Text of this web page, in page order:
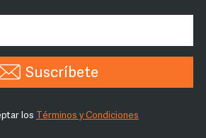
Suscríbete
los Términos y Condiciones